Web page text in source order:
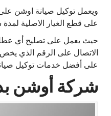
ويعمل توكيل صيانة اوشن
على قطع الغيار الاصلية لمدة
حيث يعمل على تصليح أي
الاتصال على الرقم الذي
على أفضل خدمات توكيل
شركة أوشن